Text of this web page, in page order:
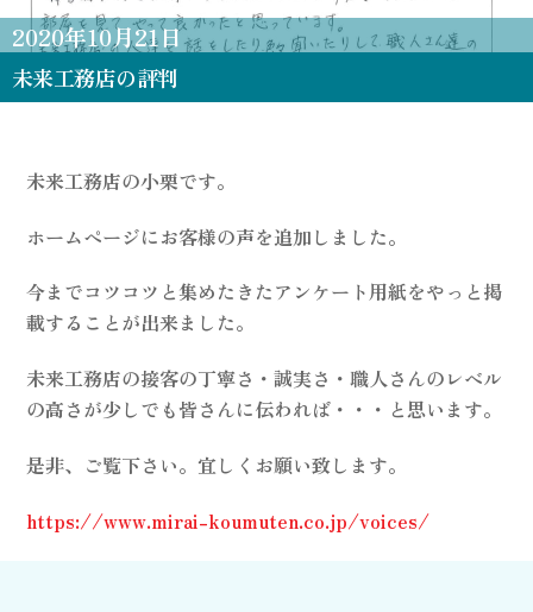
2020年10月21日
未来工務店の評判
未来工務店の小栗です。
ホームページにお客様の声を追加しました。
今までコツコツと集めたきたアンケート用紙をやっと掲
載することが出来ました。
未来工務店の接客の丁寧さ・誠実さ・職人さんのレベル
の高さが少しでも皆さんに伝われば・・・と思います。
是非、ご覧下さい。宜しくお願い致します。
https://www.mirai-koumuten.co.jp/voices/